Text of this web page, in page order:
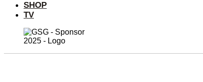
SHOP
TV